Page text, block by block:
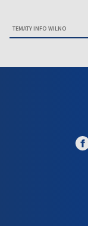
TEMATY INFO WILNO